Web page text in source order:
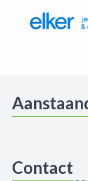
Contact